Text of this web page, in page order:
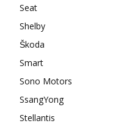
Seat
Shelby
Škoda
Smart
Sono Motors
SsangYong
Stellantis